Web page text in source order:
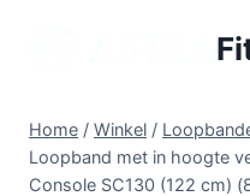
Home / Winkel /
Loopband met in hoogte
Console SC130 (122 cm)